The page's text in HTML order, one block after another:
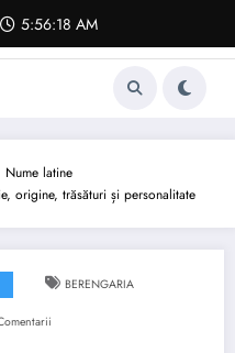
5:56:19 AM
Nume latine
origine, trăsături și personalitate
BERENGARIA